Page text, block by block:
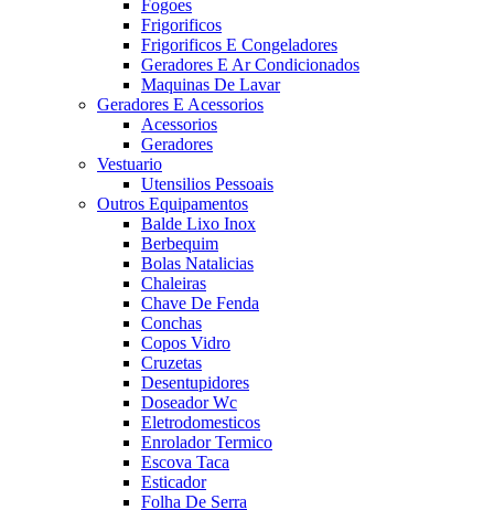
Fogoes
Frigorificos
Frigorificos E Congeladores
Geradores E Ar Condicionados
Maquinas De Lavar
Geradores E Acessorios
Acessorios
Geradores
Vestuario
Utensilios Pessoais
Outros Equipamentos
Balde Lixo Inox
Berbequim
Bolas Natalicias
Chaleiras
Chave De Fenda
Conchas
Copos Vidro
Cruzetas
Desentupidores
Doseador Wc
Eletrodomesticos
Enrolador Termico
Escova Taca
Esticador
Folha De Serra